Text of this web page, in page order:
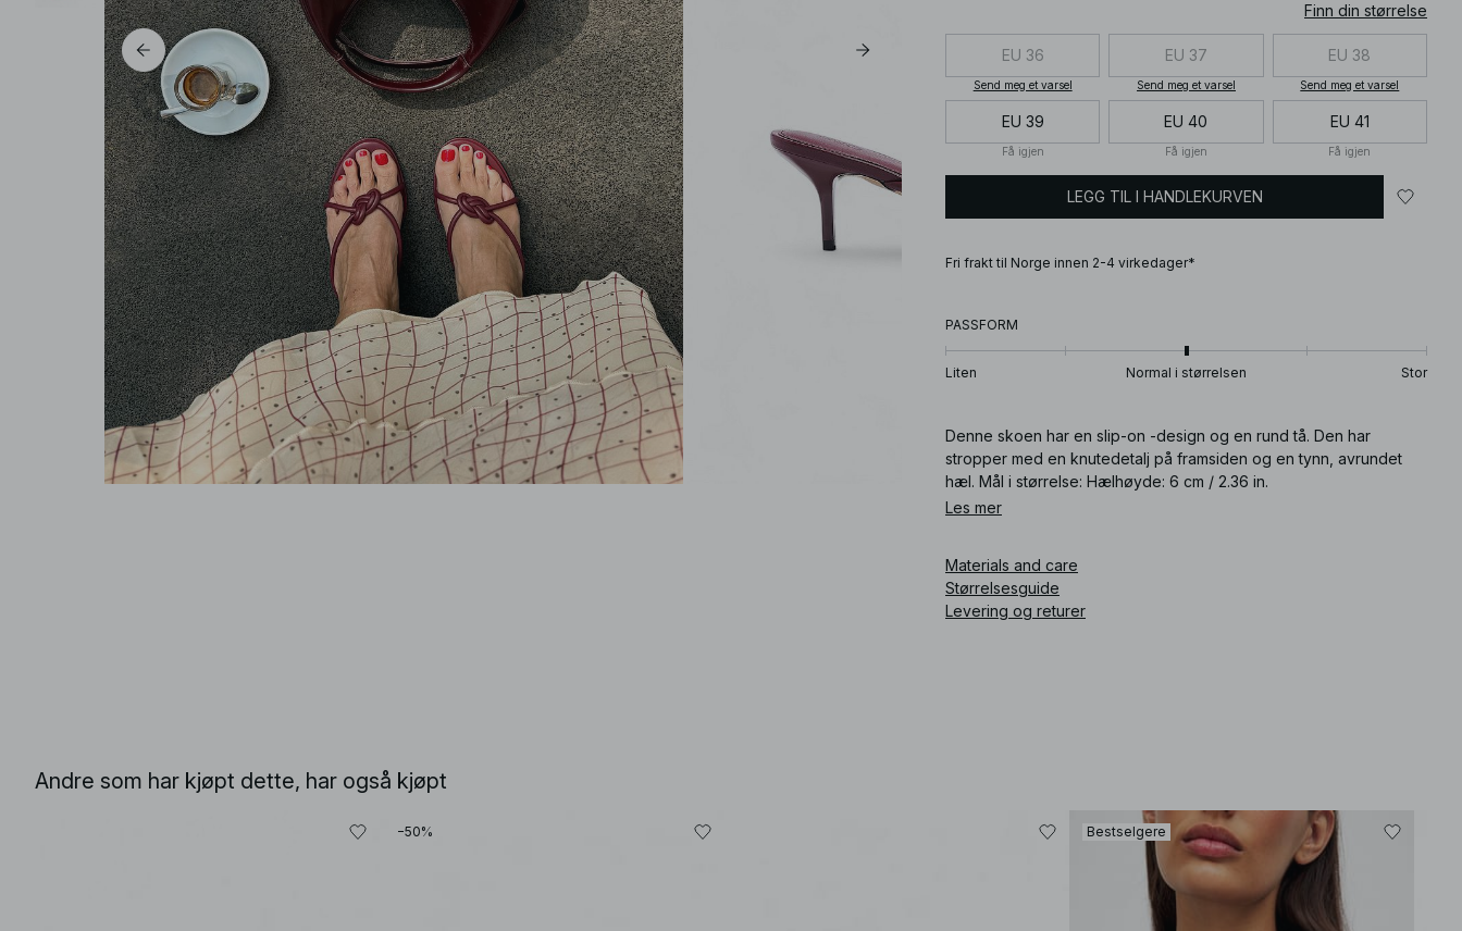
Finn din størrelse
EU 36
Send meg et varsel
EU 37
Send meg et varsel
EU 38
Send meg et varsel
EU 39
Få igjen
EU 40
Få igjen
EU 41
Få igjen
LEGG TIL I HANDLEKURVEN
Fri frakt til Norge innen 2-4 virkedager*
PASSFORM
Liten Normal i størrelsen Stor
Denne skoen har en slip-on -design og en rund tå. Den har
stropper med en knutedetalj på framsiden og en tynn, avrundet
hæl. Mål i størrelse: Hælhøyde: 6 cm / 2.36 in.
Les mer
Materials and care
Størrelsesguide
Levering og returer
Andre som har kjøpt dette, har også kjøpt
−50% Bestselgere